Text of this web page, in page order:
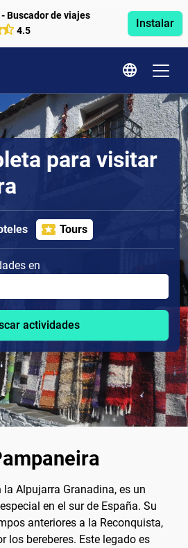
Buscador de viajes
4.5
Instalar
para visitar
Tours
en
actividades
Alpujarra Granadina, es un
en el sur de España. Su
anteriores a la Reconquista,
los bereberes. Este legado es